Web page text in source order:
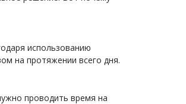
использованию
на протяжении всего дня.
проводить время на